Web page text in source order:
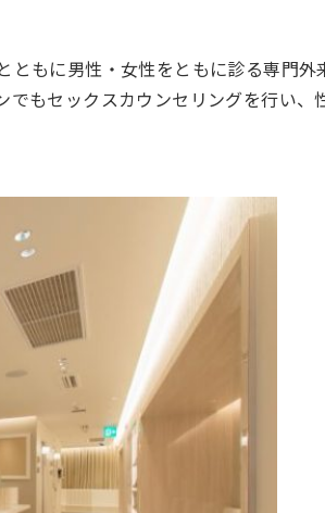
ともに男性・女性をともに診る専門外
もセックスカウンセリングを行い、